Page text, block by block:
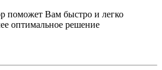
поможет Вам быстро и легко
оптимальное решение